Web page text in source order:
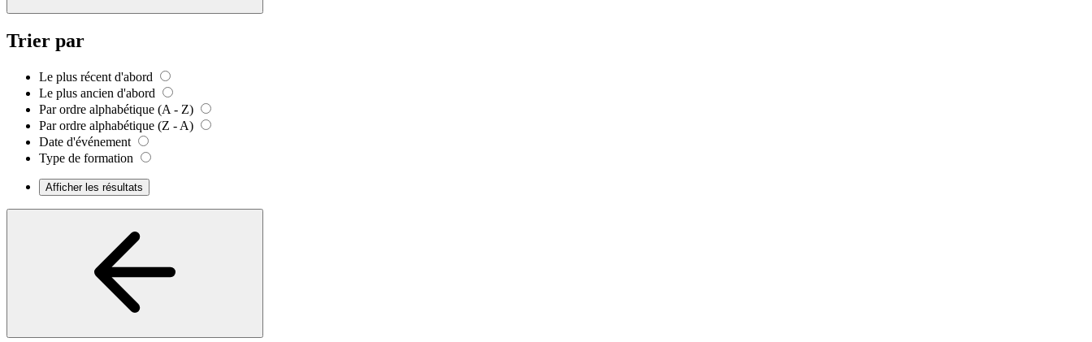
Trier par
Le plus récent d'abord
Le plus ancien d'abord
Par ordre alphabétique (A - Z)
Par ordre alphabétique (Z - A)
Date d'événement
Type de formation
Afficher les résultats